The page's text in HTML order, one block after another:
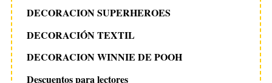
DECORACION SUPERHEROES
DECORACIÓN TEXTIL
DECORACION WINNIE DE POOH
Descuentos para lectores